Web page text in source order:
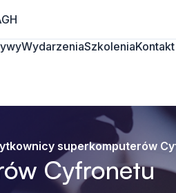
WydarzeniaSzkoleniaKontakt
superkomputerów
Cyfronetu